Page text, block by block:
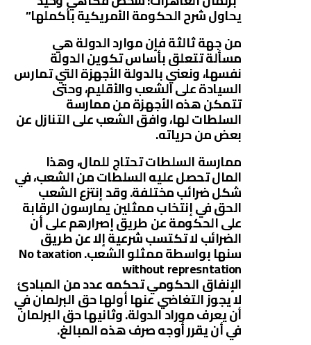
يحاول شرح الحكومة الأمريكية بأكملها”
من جهة ثالثة فإن موارد الدولة هي
مسألة تتعلق بأساس تكوين الدولة
نفسها، ونعني بالدولة الأجهزة التي تمارس
السيادة على الشعب والأقليم، وحتى
تتمكن هذه الأجهزة من ممارسة
السلطات لها، وافق الشعب على التنازل عن
بعض من حرياته.
ممارسة السلطات تحتاج للمال، وهذا
المال تحصل عليه السلطات من الشعب، في
شكل ضرائب مختلفة. وقد إنتزع الشعب
الحق في إنتخاب ممثلين يمارسون الرقابة
على الحكومة عن طريق إصرارهم على أن
الضرائب لا تكتسب شرعية إلا عن طريق
سنها بواسطة ممثلو الشعب. No taxation
without represntation
الإنفاق الحكومي تحكمه عدد من المبادئ
لا يجوز التغاضي عنها أولها حق البرلمان في
أن يعرف موراد الدولة. وثانيها حق البرلمان
في أن يقرر أوجه صرف هذه المبالغ.